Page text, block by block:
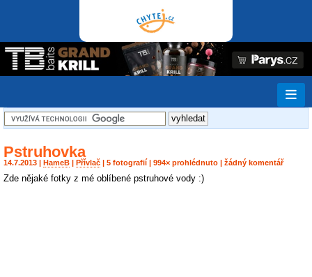
Pstruhovka
14.7.2013 | HameB Přívlač | 5 fotografií | 994× prohlédnuto | žádný komentář
Zde nějaké fotky z mé oblíbené pstruhové vody :)